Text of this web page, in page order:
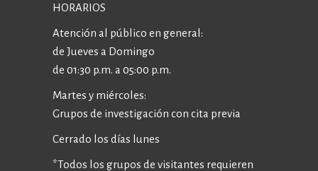
HORARIOS
Atención al público en general:
de Jueves a Domingo
de 01:30 p.m. a 05:00 p.m.
Martes y miércoles:
Grupos de investigación con cita previa
Cerrado los días lunes
*Todos los grupos de visitantes requieren